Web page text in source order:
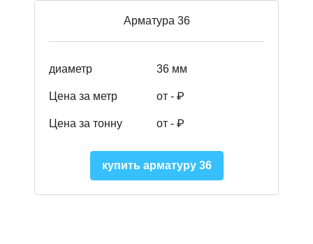
Арматура 36
диаметр 36 мм
Цена за метр от - ₽
Цена за тонну от - ₽
купить арматуру 36